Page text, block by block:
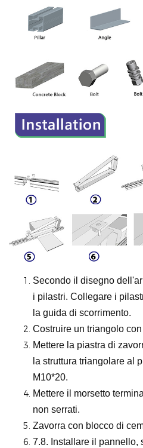
Secondo il disegno
i pilastri. Collegare i
la guida di scorrimento.
Costruire un triangolo
Mettere la piastra di
la struttura triangolare al
M10*20.
Mettere il morsetto
non serrati.
Zavorra con blocco di
7.8. Installare il pannello,